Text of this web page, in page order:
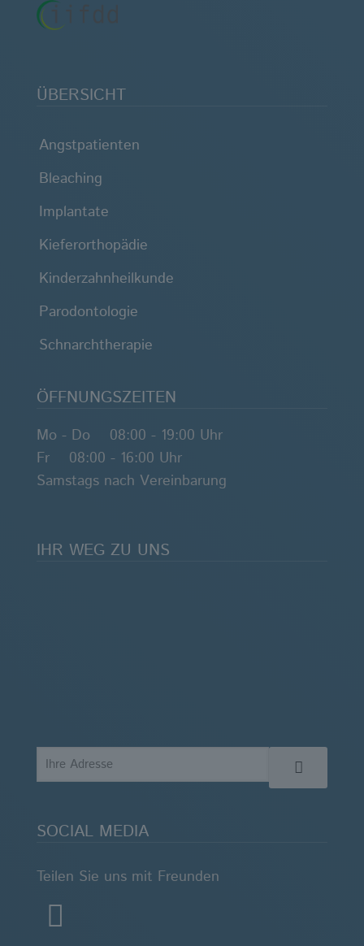
ÜBERSICHT
Angstpatienten
Bleaching
Implantate
Kieferorthopädie
Kinderzahnheilkunde
Parodontologie
Schnarchtherapie
ÖFFNUNGSZEITEN
Mo - Do 08:00 - 19:00 Uhr
Fr 08:00 - 16:00 Uhr
Samstags nach Vereinbarung
IHR WEG ZU UNS
SOCIAL MEDIA
Teilen Sie uns mit Freunden